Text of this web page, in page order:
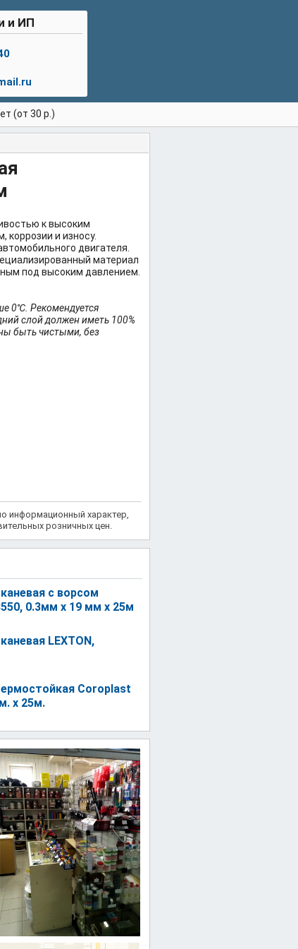
и ИП
(от 30 р.)
к высоким
коррозии и износу.
двигателя.
материал
под высоким давлением.
0℃. Рекомендуется
слой должен иметь 100%
быть чистыми, без
информационный характер,
розничных цен.
с ворсом
0.3мм х 19 мм х 25м
LEXTON,
Coroplast
x 25м.